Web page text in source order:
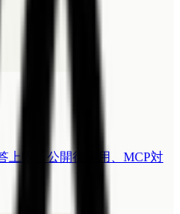
上限、公開後運用、MCP対